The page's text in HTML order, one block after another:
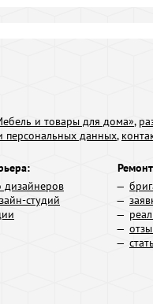
и товары для дома»,
персональных данных,
дизайнеров
студий